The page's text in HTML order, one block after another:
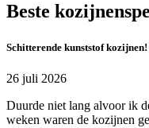
Beste
Schitterende kunststof kozijnen!
26 juli 2026
Duurde niet lang alvoor ik
weken waren de kozijnen